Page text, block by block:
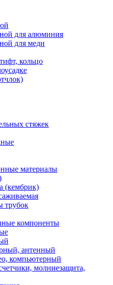
для алюминия
для меди
кольцо
стяжек
материалы
(кембрик)
трубок
компоненты
антенный
компьютерный
молниезащита,